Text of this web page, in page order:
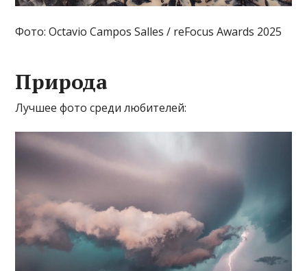
Фото: Octavio Campos Salles / reFocus Awards 2025
Природа
Лучшее фото среди любителей: